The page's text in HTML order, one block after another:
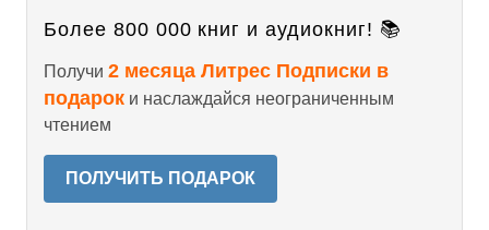
Более 800 000 книг и аудиокниг! 📚
Получи 2 месяца Литрес Подписки в
подарок и наслаждайся неограниченным
чтением
ПОЛУЧИТЬ ПОДАРОК